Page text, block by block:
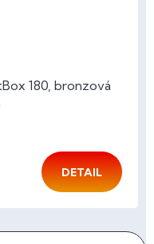
180, bronzová
DETAIL